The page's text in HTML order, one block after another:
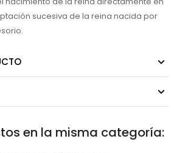
sucesiva de la reina nacida por
en la misma categoría: